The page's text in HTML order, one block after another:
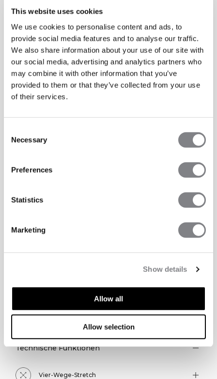
This website uses cookies
We use cookies to personalise content and ads, to
provide social media features and to analyse our traffic.
We also share information about your use of our site with
our social media, advertising and analytics partners who
may combine it with other information that you’ve
provided to them or that they’ve collected from your use
of their services.
Selection
Necessary
Preferences
Statistics
Marketing
Show details
Allow all
Allow selection
TECHNISCHE ASPEKTE
Technische Funktionen
Vier-Wege-Stretch